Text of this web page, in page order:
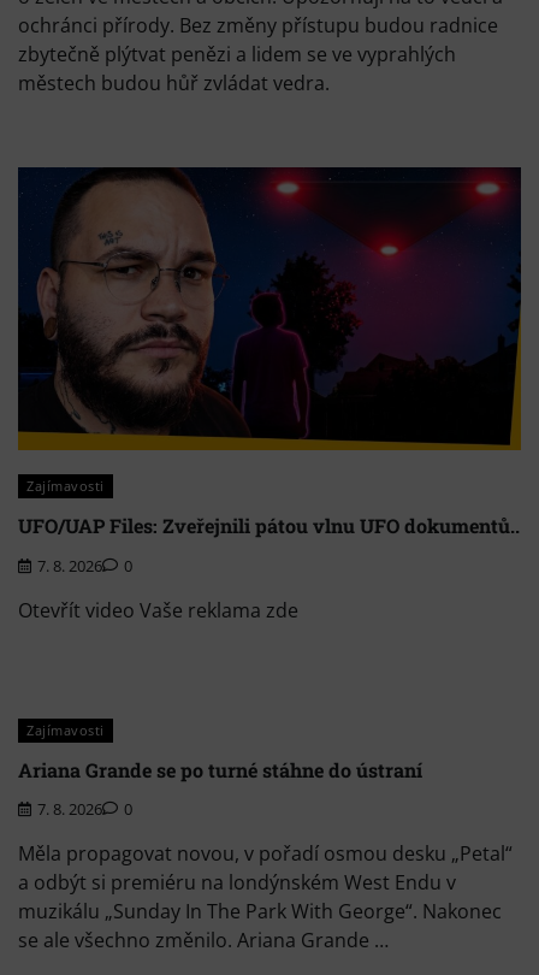
ochránci přírody. Bez změny přístupu budou radnice
zbytečně plýtvat penězi a lidem se ve vyprahlých
městech budou hůř zvládat vedra.
Zajímavosti
UFO/UAP Files: Zveřejnili pátou vlnu UFO dokumentů..
7. 8. 2026 0
Otevřít video Vaše reklama zde
Zajímavosti
Ariana Grande se po turné stáhne do ústraní
7. 8. 2026 0
Měla propagovat novou, v pořadí osmou desku „Petal“
a odbýt si premiéru na londýnském West Endu v
muzikálu „Sunday In The Park With George“. Nakonec
se ale všechno změnilo. Ariana Grande …